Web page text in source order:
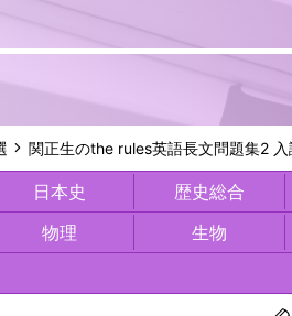
関正生のthe rules英語長文問題集2
日本史 歴史総合
物理 生物